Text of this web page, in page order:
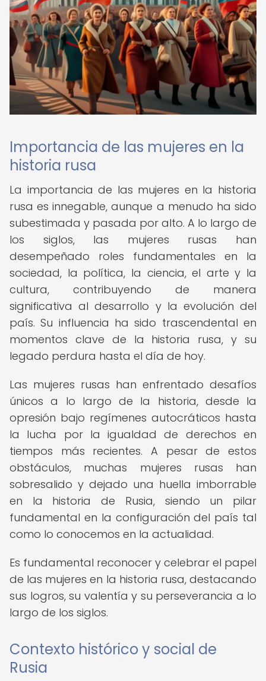
Importancia de las mujeres en la
historia rusa
La importancia de las mujeres en la historia
rusa es innegable, aunque a menudo ha sido
subestimada y pasada por alto. A lo largo de
los siglos, las mujeres rusas han
desempeñado roles fundamentales en la
sociedad, la política, la ciencia, el arte y la
cultura, contribuyendo de manera
significativa al desarrollo y la evolución del
país. Su influencia ha sido trascendental en
momentos clave de la historia rusa, y su
legado perdura hasta el día de hoy.
Las mujeres rusas han enfrentado desafíos
únicos a lo largo de la historia, desde la
opresión bajo regímenes autocráticos hasta
la lucha por la igualdad de derechos en
tiempos más recientes. A pesar de estos
obstáculos, muchas mujeres rusas han
sobresalido y dejado una huella imborrable
en la historia de Rusia, siendo un pilar
fundamental en la configuración del país tal
como lo conocemos en la actualidad.
Es fundamental reconocer y celebrar el papel
de las mujeres en la historia rusa, destacando
sus logros, su valentía y su perseverancia a lo
largo de los siglos.
Contexto histórico y social de
Rusia